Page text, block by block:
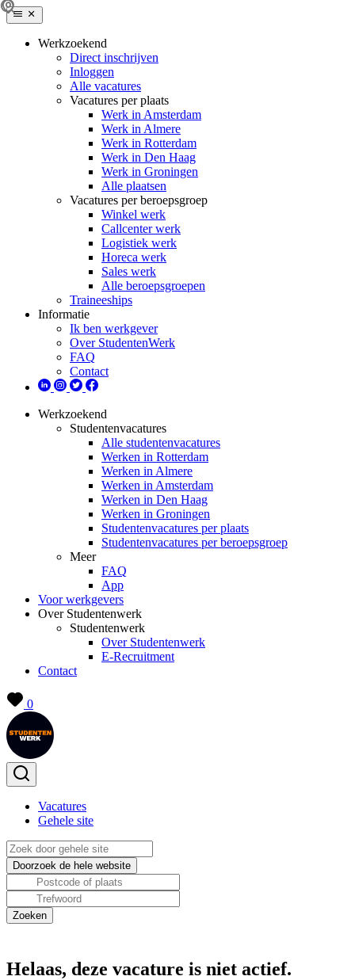
Werkzoekend
Direct inschrijven
Inloggen
Alle vacatures
Vacatures per plaats
Werk in Amsterdam
Werk in Almere
Werk in Rotterdam
Werk in Den Haag
Werk in Groningen
Alle plaatsen
Vacatures per beroepsgroep
Winkel werk
Callcenter werk
Logistiek werk
Horeca werk
Sales werk
Alle beroepsgroepen
Traineeships
Informatie
Ik ben werkgever
Over StudentenWerk
FAQ
Contact
Werkzoekend
Studentenvacatures
Alle studentenvacatures
Werken in Rotterdam
Werken in Almere
Werken in Amsterdam
Werken in Den Haag
Werken in Groningen
Studentenvacatures per plaats
Studentenvacatures per beroepsgroep
Meer
FAQ
App
Voor werkgevers
Over Studentenwerk
Studentenwerk
Over Studentenwerk
E-Recruitment
Contact
0
Vacatures
Gehele site
Helaas, deze vacature is niet actief.